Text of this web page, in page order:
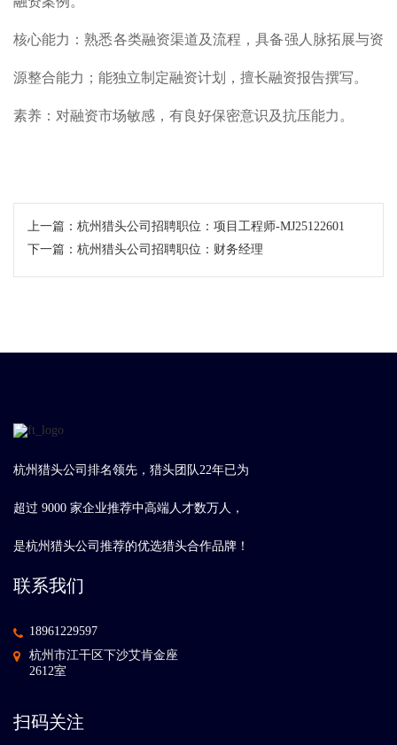
核心能力：熟悉各类融资渠道及流程，具备强人脉拓展与资
源整合能力；能独立制定融资计划，擅长融资报告撰写。
素养：对融资市场敏感，有良好保密意识及抗压能力。
上一篇： 杭州猎头公司招聘职位：项目工程师-MJ25122601
下一篇： 杭州猎头公司招聘职位：财务经理
杭州猎头公司排名领先，猎头团队22年已为
超过 9000 家企业推荐中高端人才数万人，
是杭州猎头公司推荐的优选猎头合作品牌！
联系我们
18961229597
杭州市江干区下沙艾肯金座
2612室
扫码关注